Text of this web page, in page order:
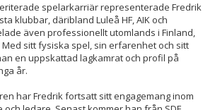
spelarkarriär representerade Fredrik
klubbar, däribland Luleå HF, AIK och
även professionellt utomlands i Finland,
Med sitt fysiska spel, sin erfarenhet och sitt
en uppskattad lagkamrat och profil på
år.
har Fredrik fortsatt sitt engagemang inom